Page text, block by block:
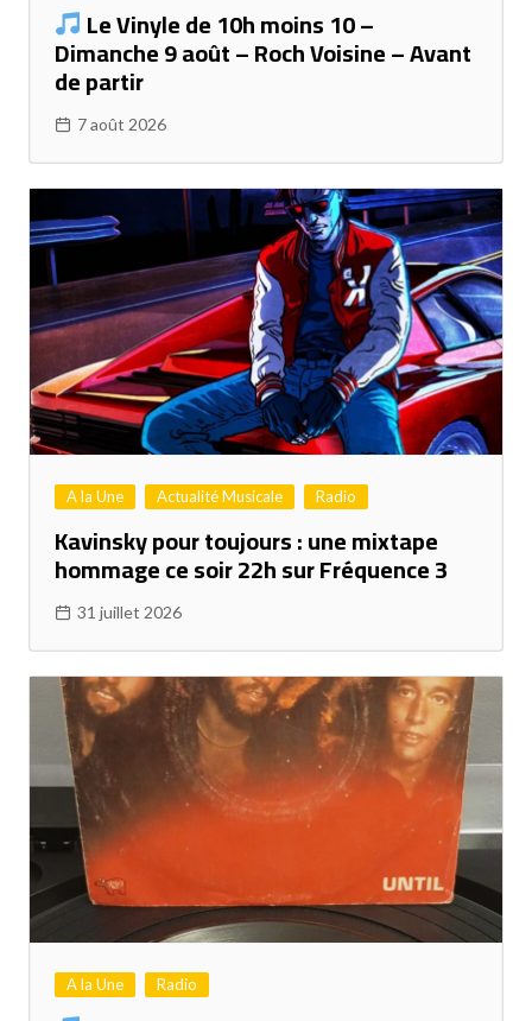
Le Vinyle de 10h moins 10 –
Dimanche 9 août – Roch Voisine – Avant
de partir
7 août 2026
A la Une Actualité Musicale Radio
Kavinsky pour toujours : une mixtape
hommage ce soir 22h sur Fréquence 3
31 juillet 2026
A la Une Radio